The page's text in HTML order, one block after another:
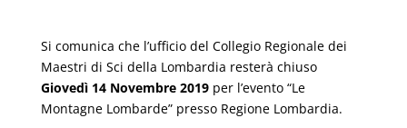
Si comunica che l’ufficio del Collegio Regionale dei
Maestri di Sci della Lombardia resterà chiuso
Giovedì 14 Novembre 2019per l’evento “Le
Montagne Lombarde” presso Regione Lombardia.